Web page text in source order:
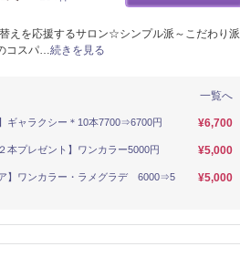
えを応援するサロン☆シンプル派～こだわり派
コスパ…続きを見る
一覧へ
ギャラクシー＊10本7700⇒6700円 ¥6,700
プレゼント】ワンカラー5000円 ¥5,000
】ワンカラー・ラメグラデ 6000⇒5
¥5,000